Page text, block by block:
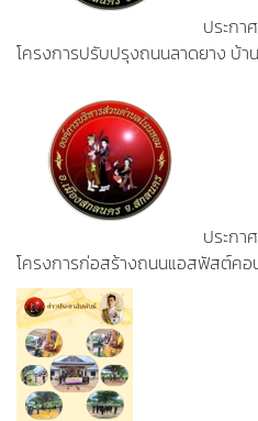
ประกา
โครงการปรับปรุงถนนลาดยาง บ้า
ประกา
โครงการก่อสร้างถนนแอสฟัสต์ค